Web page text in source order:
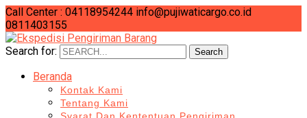
Call Center : 04118954244 info@pujiwaticargo.co.id
0811403155
Search for:
Search
Beranda
Kontak Kami
Tentang Kami